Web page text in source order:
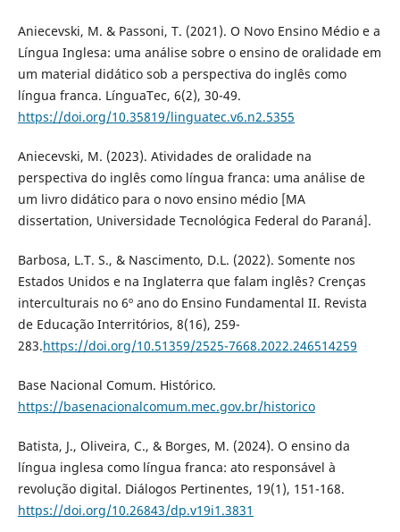
Aniecevski, M. & Passoni, T. (2021). O Novo Ensino Médio e a
Língua Inglesa: uma análise sobre o ensino de oralidade em
um material didático sob a perspectiva do inglês como
língua franca. LínguaTec, 6(2), 30-49.
https://doi.org/10.35819/linguatec.v6.n2.5355
Aniecevski, M. (2023). Atividades de oralidade na
perspectiva do inglês como língua franca: uma análise de
um livro didático para o novo ensino médio [MA
dissertation, Universidade Tecnológica Federal do Paraná].
Barbosa, L.T. S., & Nascimento, D.L. (2022). Somente nos
Estados Unidos e na Inglaterra que falam inglês? Crenças
interculturais no 6º ano do Ensino Fundamental II. Revista
de Educação Interritórios, 8(16), 259-
283.https://doi.org/10.51359/2525-7668.2022.246514259
Base Nacional Comum. Histórico.
https://basenacionalcomum.mec.gov.br/historico
Batista, J., Oliveira, C., & Borges, M. (2024). O ensino da
língua inglesa como língua franca: ato responsável à
revolução digital. Diálogos Pertinentes, 19(1), 151-168.
https://doi.org/10.26843/dp.v19i1.3831